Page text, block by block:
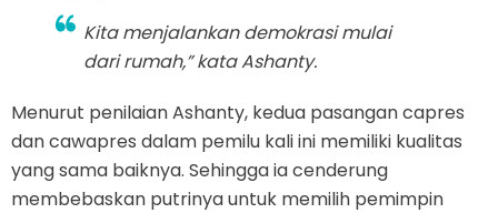
Kita menjalankan demokrasi mulai
dari rumah,” kata Ashanty.
Menurut penilaian Ashanty, kedua pasangan capres
dan cawapres dalam pemilu kali ini memiliki kualitas
yang sama baiknya. Sehingga ia cenderung
membebaskan putrinya untuk memilih pemimpin